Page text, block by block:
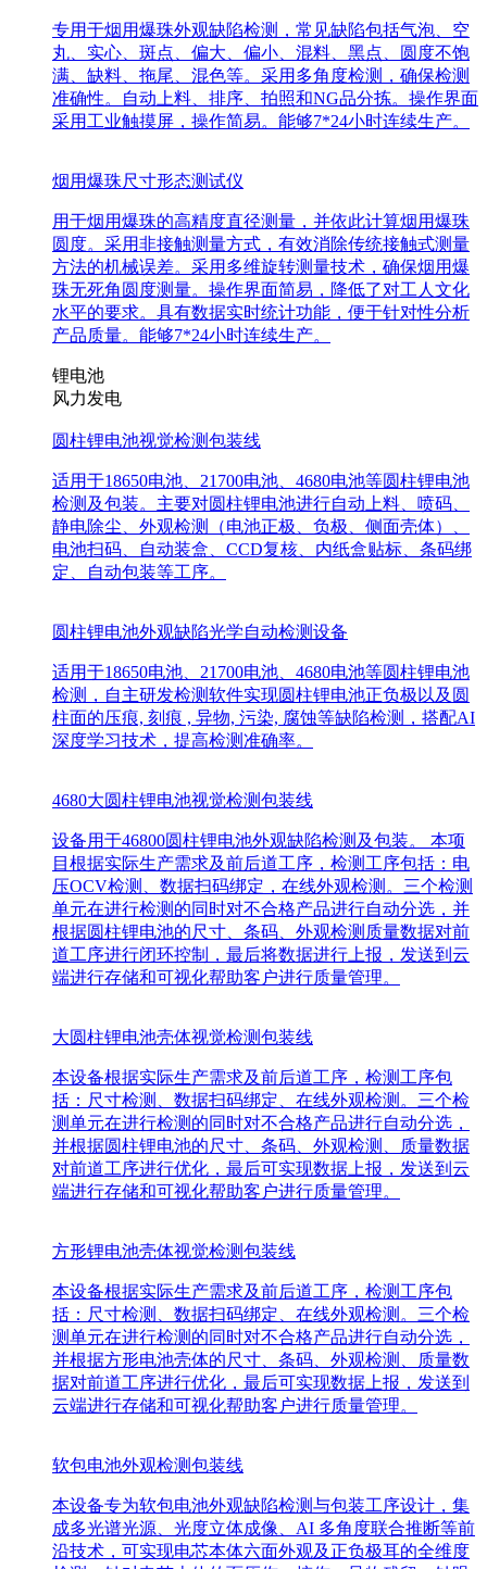
专用于烟用爆珠外观缺陷检测，常见缺陷包括气泡、空
丸、实心、斑点、偏大、偏小、混料、黑点、圆度不饱
满、缺料、拖尾、混色等。采用多角度检测，确保检测
准确性。自动上料、排序、拍照和NG品分拣。操作界面
采用工业触摸屏，操作简易。能够7*24小时连续生产。
烟用爆珠尺寸形态测试仪
用于烟用爆珠的高精度直径测量，并依此计算烟用爆珠
圆度。采用非接触测量方式，有效消除传统接触式测量
方法的机械误差。采用多维旋转测量技术，确保烟用爆
珠无死角圆度测量。操作界面简易，降低了对工人文化
水平的要求。具有数据实时统计功能，便于针对性分析
产品质量。能够7*24小时连续生产。
锂电池
风力发电
圆柱锂电池视觉检测包装线
适用于18650电池、21700电池、4680电池等圆柱锂电池
检测及包装。主要对圆柱锂电池进行自动上料、喷码、
静电除尘、外观检测（电池正极、负极、侧面壳体）、
电池扫码、自动装盒、CCD复核、内纸盒贴标、条码绑
定、自动包装等工序。
圆柱锂电池外观缺陷光学自动检测设备
适用于18650电池、21700电池、4680电池等圆柱锂电池
检测，自主研发检测软件实现圆柱锂电池正负极以及圆
柱面的压痕, 刻痕 , 异物, 污染, 腐蚀等缺陷检测，搭配AI
深度学习技术，提高检测准确率。
4680大圆柱锂电池视觉检测包装线
设备用于46800圆柱锂电池外观缺陷检测及包装。 本项
目根据实际生产需求及前后道工序，检测工序包括：电
压OCV检测、数据扫码绑定，在线外观检测。三个检测
单元在进行检测的同时对不合格产品进行自动分选，并
根据圆柱锂电池的尺寸、条码、外观检测质量数据对前
道工序进行闭环控制，最后将数据进行上报，发送到云
端进行存储和可视化帮助客户进行质量管理。
大圆柱锂电池壳体视觉检测包装线
本设备根据实际生产需求及前后道工序，检测工序包
括：尺寸检测、数据扫码绑定、在线外观检测。三个检
测单元在进行检测的同时对不合格产品进行自动分选，
并根据圆柱锂电池的尺寸、条码、外观检测、质量数据
对前道工序进行优化，最后可实现数据上报，发送到云
端进行存储和可视化帮助客户进行质量管理。
方形锂电池壳体视觉检测包装线
本设备根据实际生产需求及前后道工序，检测工序包
括：尺寸检测、数据扫码绑定、在线外观检测。三个检
测单元在进行检测的同时对不合格产品进行自动分选，
并根据方形电池壳体的尺寸、条码、外观检测、质量数
据对前道工序进行优化，最后可实现数据上报，发送到
云端进行存储和可视化帮助客户进行质量管理。
软包电池外观检测包装线
本设备专为软包电池外观缺陷检测与包装工序设计，集
成多光谱光源、光度立体成像、AI 多角度联合推断等前
沿技术，可实现电芯本体六面外观及正负极耳的全维度